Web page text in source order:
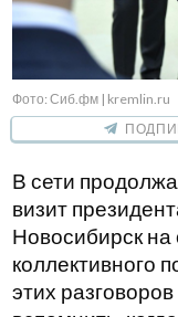
Фото: Сиб.фм | kremlin.ru
В сети
визит
Новосибирск на
коллективного
этих